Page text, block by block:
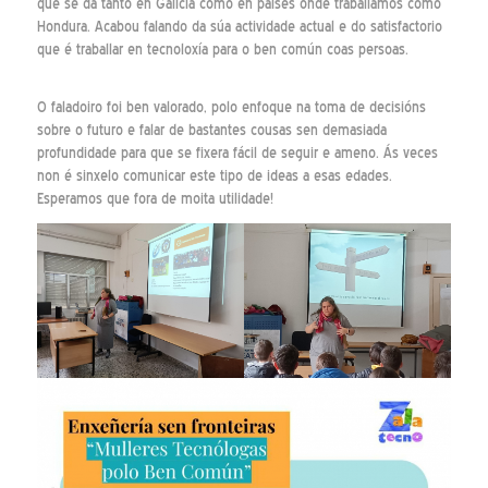
que se da tanto en Galicia como en países onde traballamos como
Hondura. Acabou falando da súa actividade actual e do satisfactorio
que é traballar en tecnoloxía para o ben común coas persoas.
O faladoiro foi ben valorado, polo enfoque na toma de decisións
sobre o futuro e falar de bastantes cousas sen demasiada
profundidade para que se fixera fácil de seguir e ameno. Ás veces
non é sinxelo comunicar este tipo de ideas a esas edades.
Esperamos que fora de moita utilidade!